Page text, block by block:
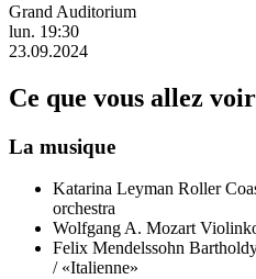
Grand Auditorium
lun. 19:30
23.09.2024
Ce que vous allez
La musique
Katarina Leyman Roller
orchestra
Wolfgang A. Mozart
Felix Mendelssohn
/ «Italienne»